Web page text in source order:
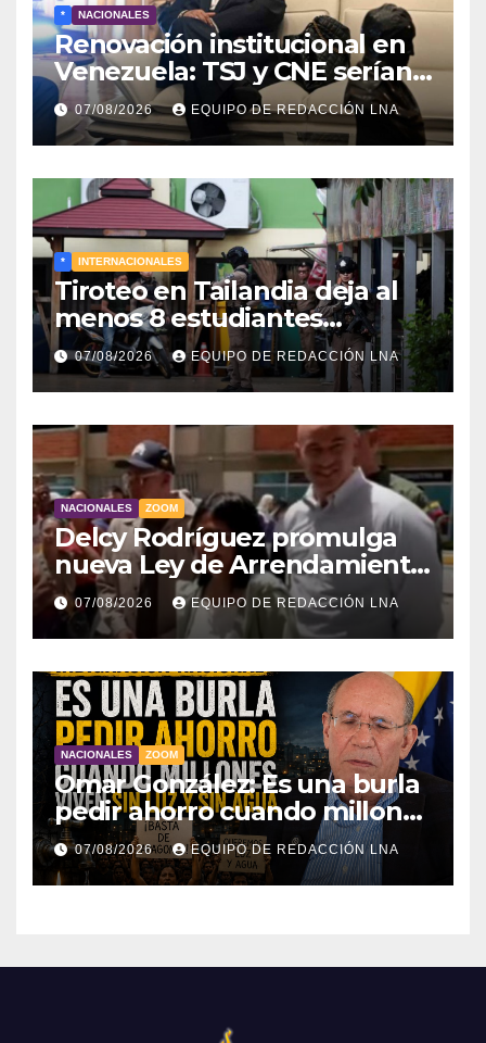
* NACIONALES
Renovación institucional en
Venezuela: TSJ y CNE serían
designados a finales de 2026
07/08/2026 EQUIPO DE REDACCIÓN LNA
* INTERNACIONALES
Tiroteo en Tailandia deja al
menos 8 estudiantes
muertos y 30 heridos
07/08/2026 EQUIPO DE REDACCIÓN LNA
NACIONALES ZOOM
Delcy Rodríguez promulga
nueva Ley de Arrendamiento
para atender a familias
damnificadas
07/08/2026 EQUIPO DE REDACCIÓN LNA
NACIONALES ZOOM
Omar González: Es una burla
pedir ahorro cuando millones
viven sin luz y sin agua
07/08/2026 EQUIPO DE REDACCIÓN LNA